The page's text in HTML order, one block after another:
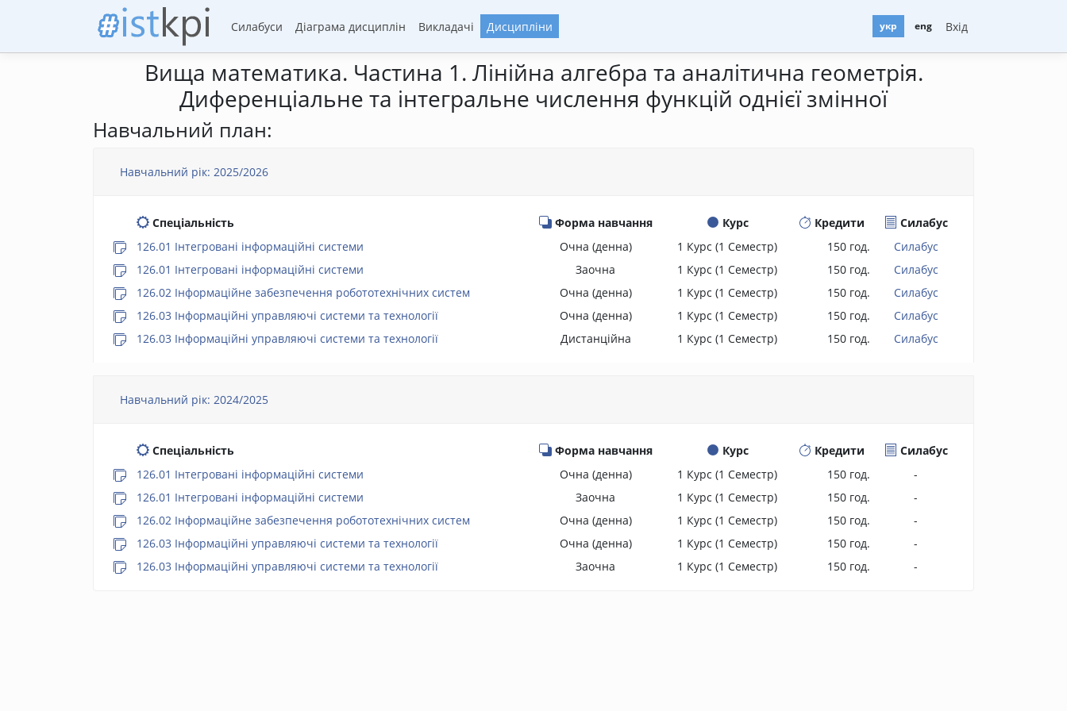
Вхід
укр eng
Силабуси Діаграма дисциплін Викладачі Дисципліни
Вища математика. Частина 1. Лінійна алгебра та аналітична геометрія.
Диференціальне та інтегральне числення функцій однієї змінної
Навчальний план:
Навчальний рік: 2025/2026
Спеціальність Форма навчання Курс Кредити
Силабус
126.01 Інтегровані інформаційні системи
Очна (денна) 1 Курс (1 Семестр) 150 год.
Силабус
126.01 Інтегровані інформаційні системи
Заочна 1 Курс (1 Семестр) 150 год.
Силабус
126.02 Інформаційне забезпечення робототехнічних систем
Очна (денна) 1 Курс (1 Семестр) 150 год.
Силабус
126.03 Інформаційні управляючі системи та технології
Очна (денна) 1 Курс (1 Семестр) 150 год.
Силабус
126.03 Інформаційні управляючі системи та технології
Дистанційна 1 Курс (1 Семестр) 150 год. Силабус
Навчальний рік: 2024/2025
Спеціальність Форма навчання Курс Кредити
Силабус
126.01 Інтегровані інформаційні системи
Очна (денна) 1 Курс (1 Семестр) 150 год.
-
126.01 Інтегровані інформаційні системи
Заочна 1 Курс (1 Семестр) 150 год.
-
126.02 Інформаційне забезпечення робототехнічних систем
Очна (денна) 1 Курс (1 Семестр) 150 год.
-
126.03 Інформаційні управляючі системи та технології
Очна (денна) 1 Курс (1 Семестр) 150 год.
-
126.03 Інформаційні управляючі системи та технології
Заочна 1 Курс (1 Семестр) 150 год. -